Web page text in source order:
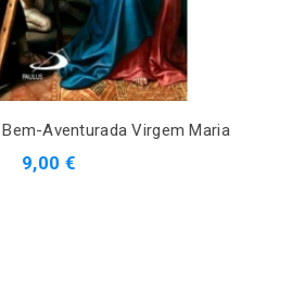
Aventurada Virgem Maria
9,00 €